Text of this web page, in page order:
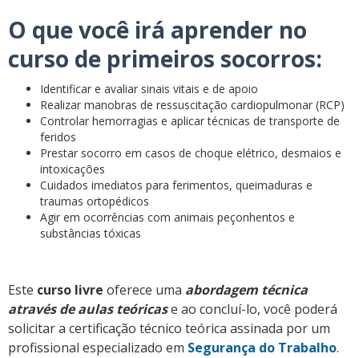
O que você irá aprender no
curso de primeiros socorros:
Identificar e avaliar sinais vitais e de apoio
Realizar manobras de ressuscitação cardiopulmonar (RCP)
Controlar hemorragias e aplicar técnicas de transporte de
feridos
Prestar socorro em casos de choque elétrico, desmaios e
intoxicações
Cuidados imediatos para ferimentos, queimaduras e
traumas ortopédicos
Agir em ocorrências com animais peçonhentos e
substâncias tóxicas
Este curso livre oferece uma abordagem técnica
através de aulas teóricase ao concluí-lo, você poderá
solicitar a certificação técnico teórica assinada por um
profissional especializado em Segurança do Trabalho.